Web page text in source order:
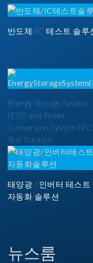
반도체/IC 테스트 솔루
Energy Storage System
(ESS) and Power
Conversion System
Test Solution
태양광 / 인버터 테스트
자동화 솔루션
뉴스룸